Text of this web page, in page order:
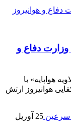
وزارت دفاع و
هواپایه» با
هوانیروز ارتش
25 آوریل